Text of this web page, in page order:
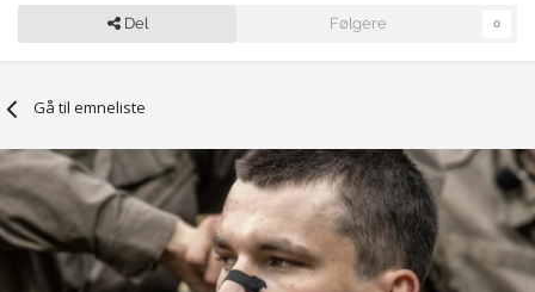
Del Følgere 0
Gå til emneliste